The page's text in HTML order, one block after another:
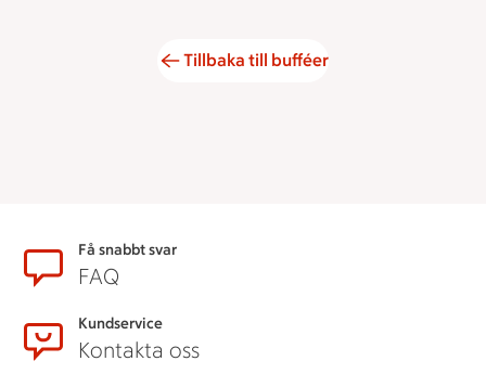
Tillbaka till bufféer
SidfotFå snabbt svar
FAQ
Kundservice
Kontakta oss